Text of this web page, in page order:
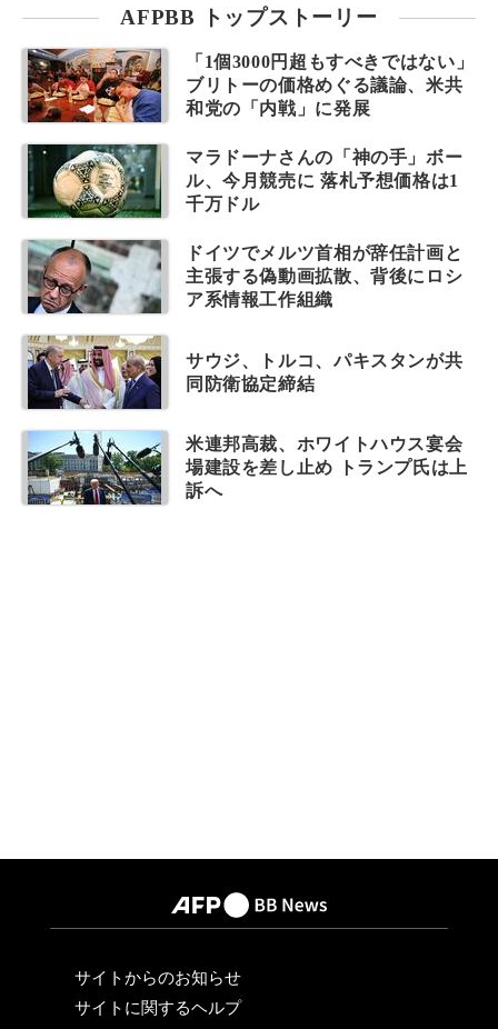
AFPBB トップストーリー
「1個3000円超もすべきではない」
ブリトーの価格めぐる議論、米共
和党の「内戦」に発展
マラドーナさんの「神の手」ボー
ル、今月競売に 落札予想価格は1
千万ドル
ドイツでメルツ首相が辞任計画と
主張する偽動画拡散、背後にロシ
ア系情報工作組織
サウジ、トルコ、パキスタンが共
同防衛協定締結
米連邦高裁、ホワイトハウス宴会
場建設を差し止め トランプ氏は上
訴へ
サイトからのお知らせ
サイトに関するヘルプ